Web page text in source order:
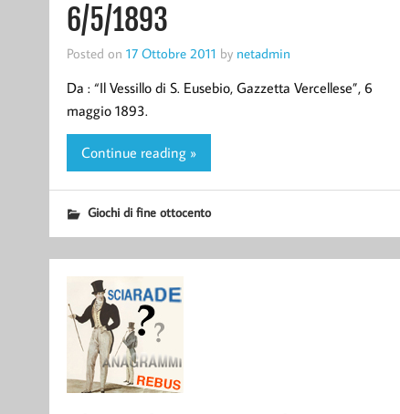
6/5/1893
Posted on 17 Ottobre 2011 by netadmin
Da : “Il Vessillo di S. Eusebio, Gazzetta Vercellese”, 6
maggio 1893.
Continue reading »
Giochi di fine ottocento